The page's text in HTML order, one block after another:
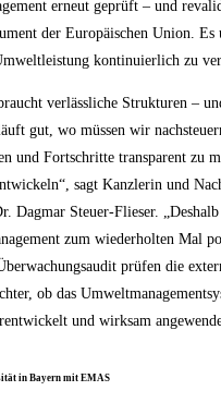
erneut geprüft – und
der Euro­päi­schen Uni­on.
kon­ti­nu­ier­lich zu
ver­läss­li­che Struk­tu­ren –
gut, wo müs­sen wir
und Fort­schrit­te trans­pa­rent zu
sagt Kanz­le­rin und
Dag­mar Steu­er-Flie­ser.
zum wie­der­hol­ten Mal
prü­fen die
ob das
und wirk­sam
in Bay­ern mit EMAS